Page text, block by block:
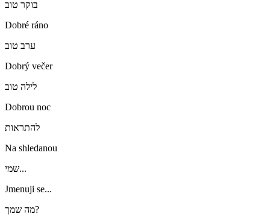
בוקר טוב
Dobré ráno
ערב טוב
Dobrý večer
לילה טוב
Dobrou noc
להתראות
Na shledanou
שמי...
Jmenuji se...
מה שמך?